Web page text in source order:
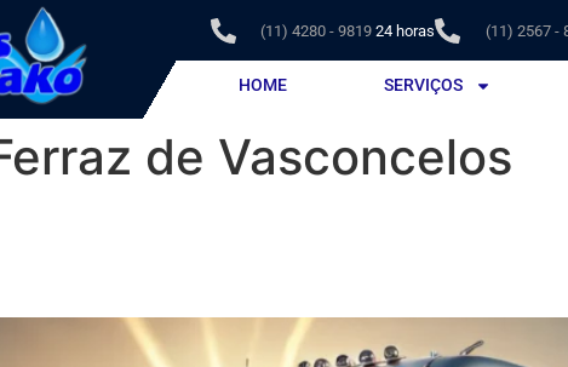
(11) 4280 - 981924 horas (11) 2567 -
HOME SERVIÇOS
de Vasconcelos